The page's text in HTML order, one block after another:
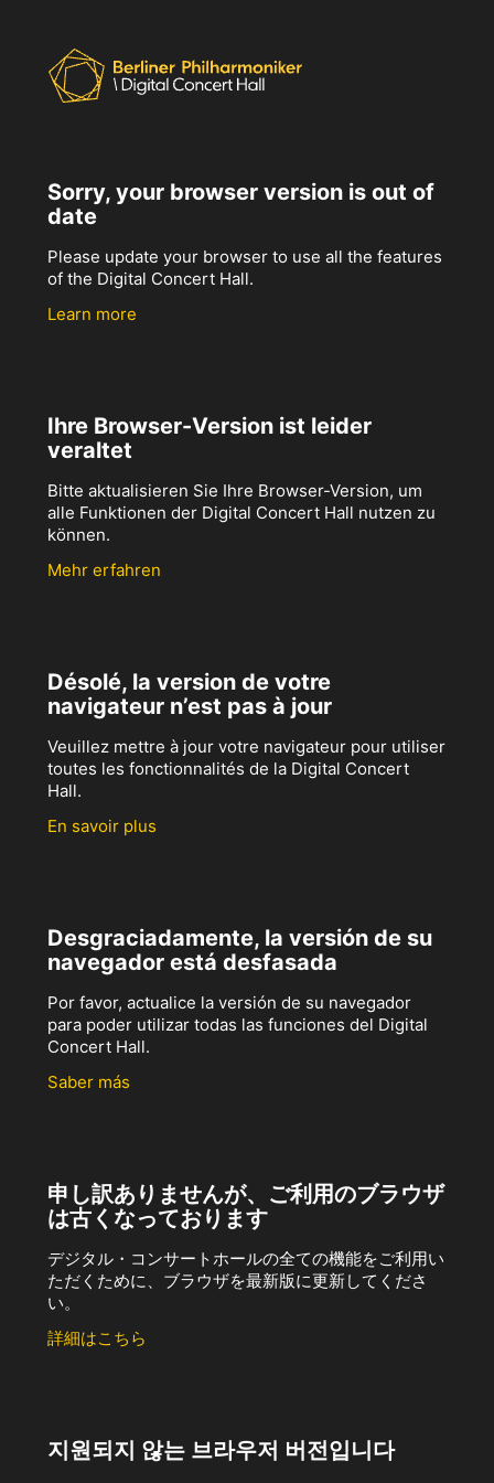
Sorry, your browser version is out of
date
Please update your browser to use all the features
of the Digital Concert Hall.
Learn more
Ihre Browser-Version ist leider
veraltet
Bitte aktualisieren Sie Ihre Browser-Version, um
alle Funktionen der Digital Concert Hall nutzen zu
können.
Mehr erfahren
Désolé, la version de votre
navigateur n’est pas à jour
Veuillez mettre à jour votre navigateur pour utiliser
toutes les fonctionnalités de la Digital Concert
Hall.
En savoir plus
Desgraciadamente, la versión de su
navegador está desfasada
Por favor, actualice la versión de su navegador
para poder utilizar todas las funciones del Digital
Concert Hall.
Saber más
申し訳ありませんが、ご利用のブラウザ
は古くなっております
デジタル・コンサートホールの全ての機能をご利用い
ただくために、ブラウザを最新版に更新してくださ
い。
詳細はこちら
지원되지 않는 브라우저 버전입니다